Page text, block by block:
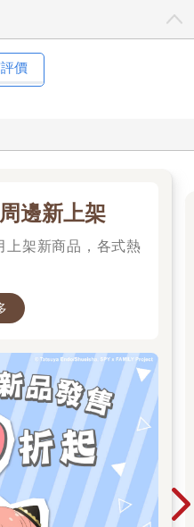
價
邊新上架
上架新商品，各式熱